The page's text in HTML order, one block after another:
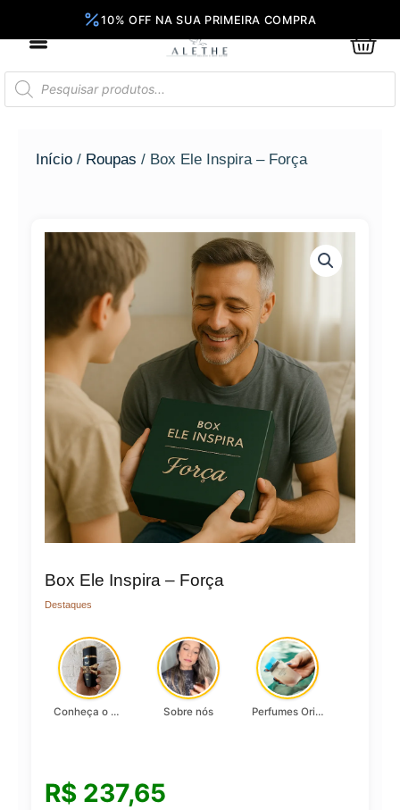
conteúdo
Pesquisar
produtos
Início / Roupas / Box Ele Inspira – Força
Box Ele Inspira – Força
Destaques
Conheça o Asad, da Lattafa… Sobre nós Perfumes Originais
R$ 237,65